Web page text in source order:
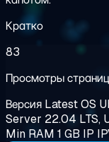
Кратко
83
Просмотры страниц
Версия LatestOS
Server 22.04 LTS,
Min RAM 1 GB IP